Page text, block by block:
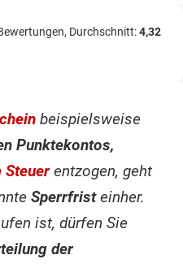
Durchschnitt:4,32
beispielsweise
Punktekontos,
Steuerentzogen, geht
Sperrfristeinher.
ist, dürfen Sie
der